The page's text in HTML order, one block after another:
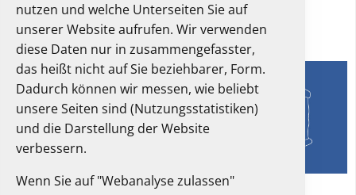
nutzen und welche Unterseiten Sie auf
unserer Website aufrufen. Wir verwenden
diese Daten nur in zusammengefasster,
das heißt nicht auf Sie beziehbarer, Form.
Dadurch können wir messen, wie beliebt
unsere Seiten sind (Nutzungsstatistiken)
und die Darstellung der Website
verbessern.
Wenn Sie auf "Webanalyse zulassen"
Historische Karten
© LGB